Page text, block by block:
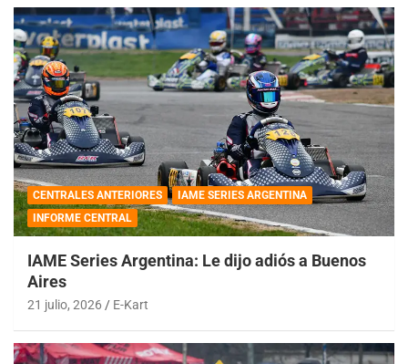
CENTRALES ANTERIORES
IAME SERIES ARGENTINA
INFORME CENTRAL
IAME Series Argentina: Le dijo adiós a Buenos
Aires
21 julio, 2026 E-Kart